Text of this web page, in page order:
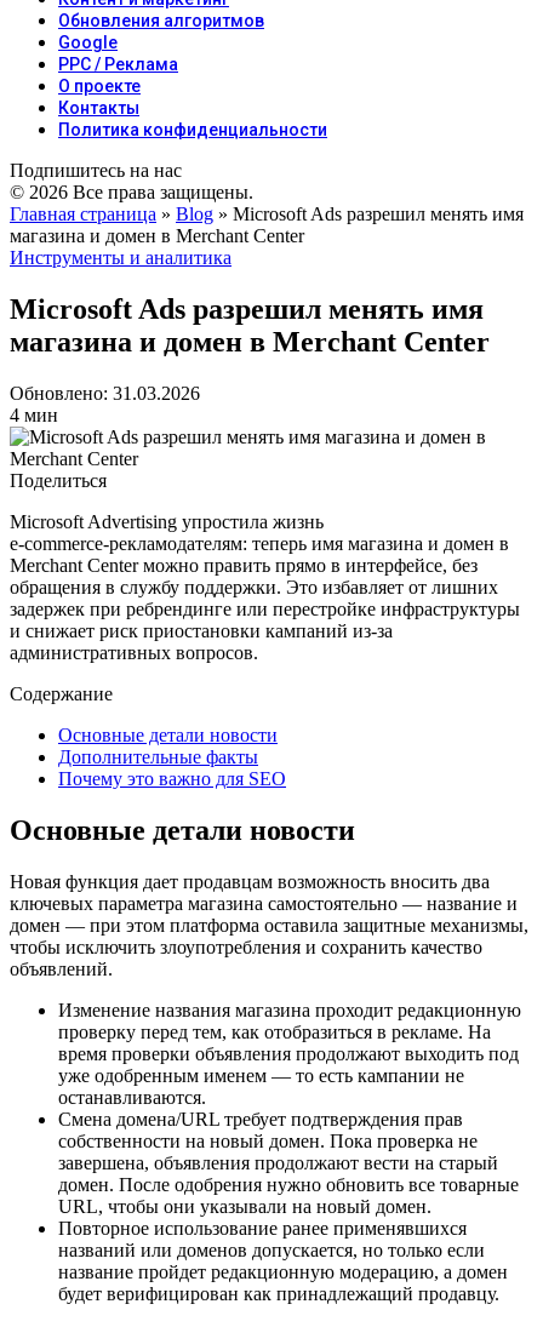
Обновления алгоритмов
Google
PPC / Реклама
О проекте
Контакты
Политика конфиденциальности
Подпишитесь на нас
© 2026 Все права защищены.
Главная страница » Blog » Microsoft Ads разрешил менять имя
магазина и домен в Merchant Center
Инструменты и аналитика
Microsoft Ads разрешил менять имя
магазина и домен в Merchant Center
Обновлено: 31.03.2026
4 мин
Поделиться
Microsoft Advertising упростила жизнь
e‑commerce‑рекламодателям: теперь имя магазина и домен в
Merchant Center можно править прямо в интерфейсе, без
обращения в службу поддержки. Это избавляет от лишних
задержек при ребрендинге или перестройке инфраструктуры
и снижает риск приостановки кампаний из‑за
административных вопросов.
Содержание
Основные детали новости
Дополнительные факты
Почему это важно для SEO
Основные детали новости
Новая функция дает продавцам возможность вносить два
ключевых параметра магазина самостоятельно — название и
домен — при этом платформа оставила защитные механизмы,
чтобы исключить злоупотребления и сохранить качество
объявлений.
Изменение названия магазина проходит редакционную
проверку перед тем, как отобразиться в рекламе. На
время проверки объявления продолжают выходить под
уже одобренным именем — то есть кампании не
останавливаются.
Смена домена/URL требует подтверждения прав
собственности на новый домен. Пока проверка не
завершена, объявления продолжают вести на старый
домен. После одобрения нужно обновить все товарные
URL, чтобы они указывали на новый домен.
Повторное использование ранее применявшихся
названий или доменов допускается, но только если
название пройдет редакционную модерацию, а домен
будет верифицирован как принадлежащий продавцу.